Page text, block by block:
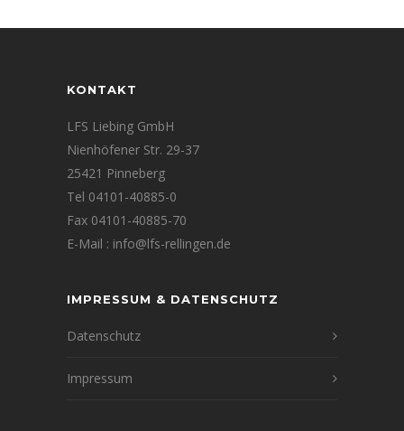
KONTAKT
LFS Liebing GmbH
Nienhöfener Str. 29-37
25421 Pinneberg
Tel 04101-40885-0
Fax 04101-40885-70
E-Mail : info@lfs-rellingen.de
IMPRESSUM & DATENSCHUTZ
Datenschutz
Impressum